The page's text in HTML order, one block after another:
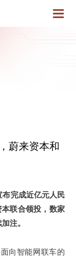
蔚来资本和
完成近亿元人民
联合领投，数家
注。
向智能网联车的